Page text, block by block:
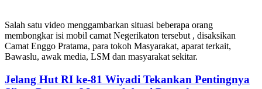
Salah satu video menggambarkan situasi beberapa orang
membongkar isi mobil camat Negerikaton tersebut , disaksikan
Camat Enggo Pratama, para tokoh Masyarakat, aparat terkait,
Bawaslu, awak media, LSM dan masyarakat sekitar.
Jelang Hut RI ke-81 Wiyadi Tekankan Pentingnya